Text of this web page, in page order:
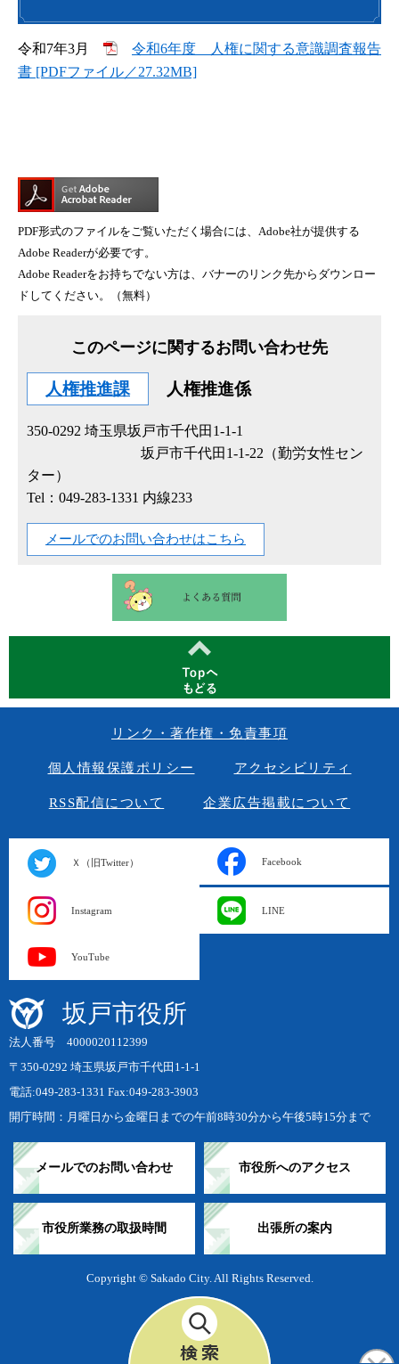
令和7年3月
令和6年度 人権に関する意識調査報告
書 [PDFファイル／27.32MB]
PDF形式のファイルをご覧いただく場合には、Adobe社が提供する
Adobe Readerが必要です。
Adobe Readerをお持ちでない方は、バナーのリンク先からダウンロー
ドしてください。（無料）
このページに関するお問い合わせ先
人権推進課 人権推進係
350-0292 埼玉県坂戸市千代田1-1-1
坂戸市千代田1-1-22（勤労女性セン
ター）
Tel：049-283-1331 内線233
メールでのお問い合わせはこちら
リンク・著作権・免責事項
個人情報保護ポリシー アクセシビリティ
RSS配信について 企業広告掲載について
Ｘ（旧Twitter） Facebook
Instagram LINE
YouTube
坂戸市役所
法人番号 4000020112399
〒350-0292 埼玉県坂戸市千代田1-1-1
電話:049-283-1331 Fax:049-283-3903
開庁時間：月曜日から金曜日までの午前8時30分から午後5時15分まで
メールでのお問い合わせ 市役所へのアクセス
市役所業務の取扱時間 出張所の案内
Copyright © Sakado City. All Rights Reserved.